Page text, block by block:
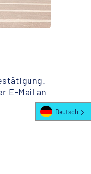
E-Mail an
Deutsch